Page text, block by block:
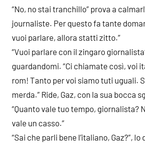
“No, no stai tranchillo” prova a
journaliste. Per questo fa tante
vuoi parlare, allora statti zitto.”
“Vuoi parlare con il zingaro
guardandomi. “Ci chiamate così, voi
rom! Tanto per voi siamo tuti uguali.
merda.” Ride, Gaz, con la sua bocca
“Quanto vale tuo tempo, giornalista?
vale un casso.”
“Sai che parli bene l’italiano, Gaz?”,